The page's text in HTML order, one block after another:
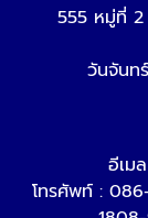
555 หมู่ที่ 2
วันจันท
อีเม
โทรศัพท์ :